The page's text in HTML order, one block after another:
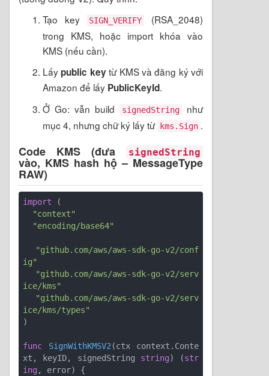
Tạo key
SIGN_VERIFY
(RSA_2048)
trong KMS, hoặc import khóa vào
KMS (nếu cần).
Lấy public keytừ KMS và đăng ký với
Amazon để lấy PublicKeyId.
Ở Go: vẫn build
signedString
như
mục 4, nhưng chữ ký lấy từ
kms.Sign .
Code KMS (đưa signedString
vào, KMS hash hộ – MessageType
RAW)
import (
"context"
"encoding/base64"
"github.com/aws/aws-sdk-go-v2/conf
ig"
"github.com/aws/aws-sdk-go-v2/serv
ice/kms"
"github.com/aws/aws-sdk-go-v2/serv
ice/kms/types"
)
func SignWithKMSV2(ctx context.Conte
xt, keyID, signedString string) (str
ing , error)
{